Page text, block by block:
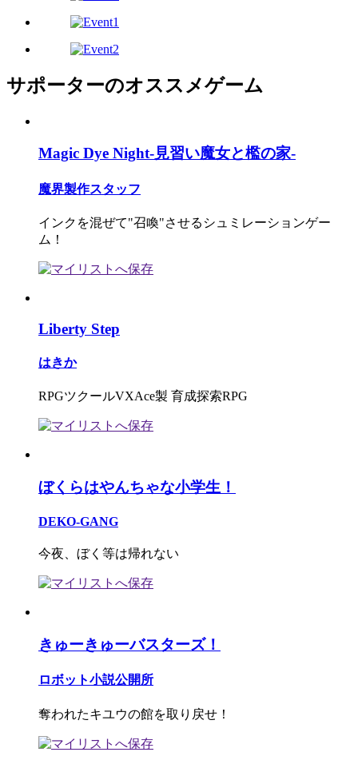
サポーターのオススメゲーム
Magic Dye Night-見習い魔女と檻の家-
魔界製作スタッフ
インクを混ぜて"召喚"させるシュミレーションゲー
ム！
Liberty Step
はきか
RPGツクールVXAce製 育成探索RPG
ぼくらはやんちゃな小学生！
DEKO-GANG
今夜、ぼく等は帰れない
きゅーきゅーバスターズ！
ロボット小説公開所
奪われたキユウの館を取り戻せ！